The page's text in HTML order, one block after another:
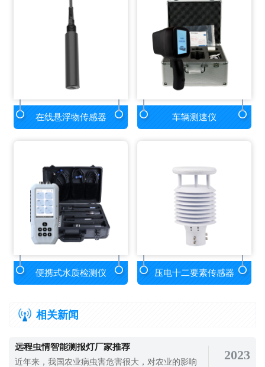
在线悬浮物传感器 车辆测速仪
便携式水质检测仪 压电十二要素传感器
相关新闻
远程虫情智能测报灯厂家推荐
近年来，我国农业病虫害危害很大，对农业的影响
2023